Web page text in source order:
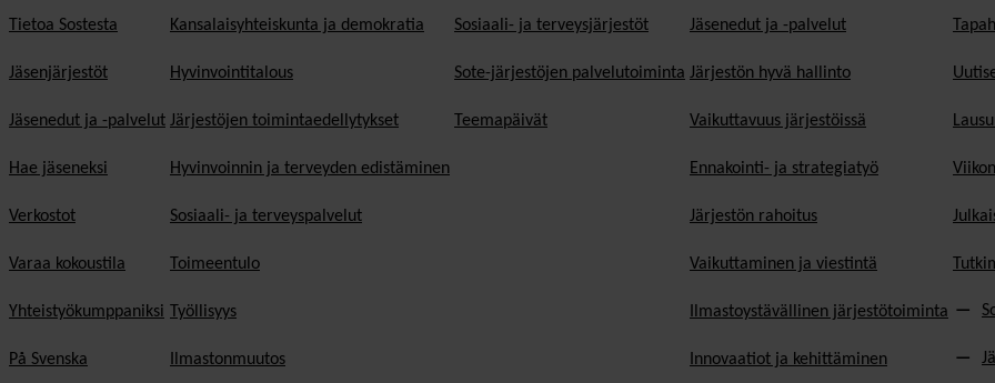
Tietoa Sostesta
Jäsenjärjestöt
Jäsenedut ja -palvelut
Hae jäseneksi
Verkostot
Varaa kokoustila
Yhteistyökumppaniksi
På Svenska
Kansalaisyhteiskunta ja demokratia
Hyvinvointitalous
Järjestöjen toimintaedellytykset
Hyvinvoinnin ja terveyden edistäminen
Sosiaali- ja terveyspalvelut
Toimeentulo
Työllisyys
Ilmastonmuutos
Sosiaali- ja terveysjärjestöt
Sote-järjestöjen palvelutoiminta
Teemapäivät
Jäsen­edut ja -palvelut
Järjestön hyvä hallinto
Vaikuttavuus järjestöissä
Ennakointi- ja strategiatyö
Järjestön rahoitus
Vaikuttaminen ja viestintä
Ilmastoystävällinen järjestötoiminta
Innovaatiot ja kehittäminen